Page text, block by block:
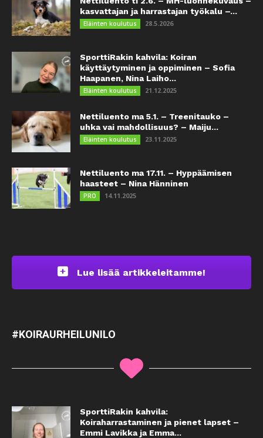
kasvattajan ja harrastajan työkalu –...
Eläinten koulutus 28.5.2026
SporttiRakin kahvila: Koiran
käyttäytyminen ja oppiminen – Sofia
Haapanen, Nina Laiho...
Eläinten koulutus 21.12.2025
Nettiluento ma 5.1. – Treenitauko –
uhka vai mahdollisuus? – Maiju...
Eläinten koulutus 23.11.2025
Nettiluento ma 17.11. – Hyppäämisen
haasteet – Nina Hänninen
PRO 14.11.2025
Lue lisää artikkeleitamme!
#KOIRAURHEILUNILO
SporttiRakin kahvila:
Koiraharrastaminen ja pienet lapset –
Emmi Lavikka ja Emma...